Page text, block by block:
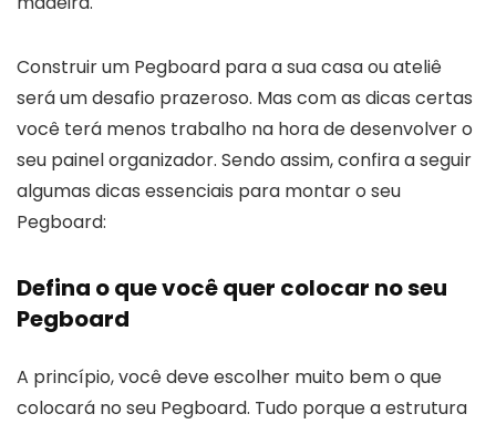
Construir um Pegboard para a sua casa ou ateliê
será um desafio prazeroso. Mas com as dicas certas
você terá menos trabalho na hora de desenvolver o
seu painel organizador. Sendo assim, confira a seguir
algumas dicas essenciais para montar o seu
Pegboard:
Defina o que você quer colocar no seu
Pegboard
A princípio, você deve escolher muito bem o que
colocará no seu Pegboard. Tudo porque a estrutura